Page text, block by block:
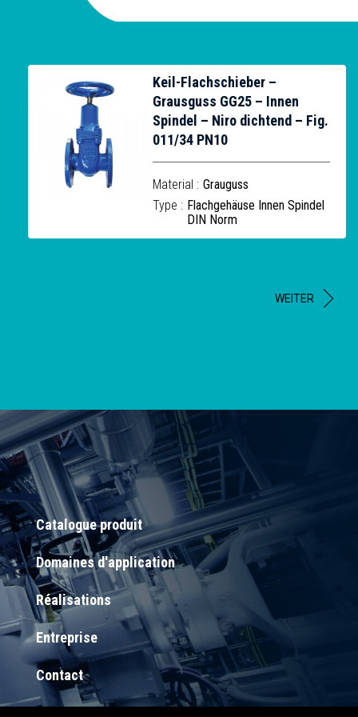
Keil-Flachschieber –
Grausguss GG25 – Innen
Spindel – Niro dichtend – Fig.
011/34 PN10
Material : Grauguss
Type : Flachgehäuse Innen Spindel
DIN Norm
WEITER
Catalogue produit
Domaines d'application
Réalisations
Entreprise
Contact